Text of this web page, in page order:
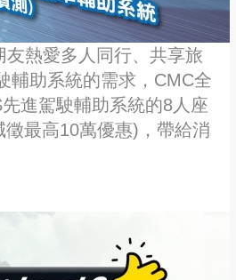
熱愛多人同行、共享旅
輔助系統的需求，CMC全
進駕駛輔助系統的8人座
最高10萬優惠)，帶給消